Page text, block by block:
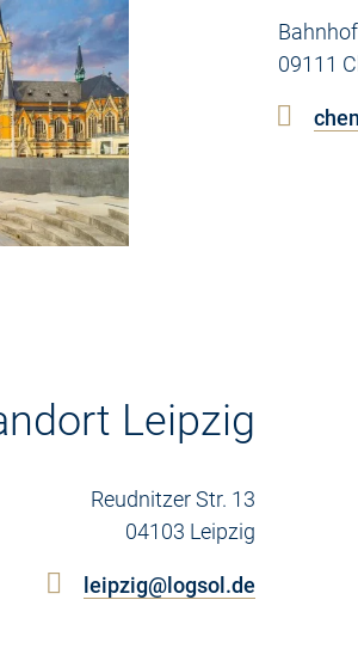
09111
Leipzig
Reudnitzer Str. 13
04103 Leipzig
leipzig@logsol.de